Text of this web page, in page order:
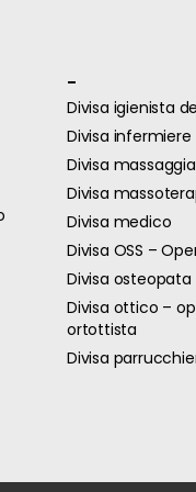
-
Divisa igienista
Divisa infermiere
Divisa
Divisa
Divisa medico
Divisa OSS –
Divisa osteopata
Divisa ottico –
ortottista
Divisa